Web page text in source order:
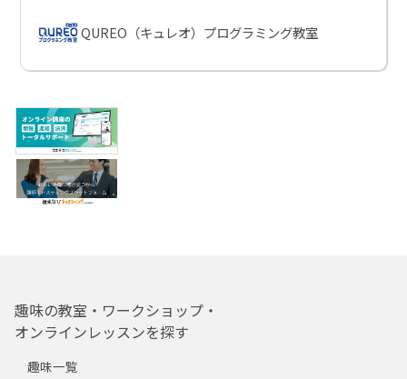
QUREO（キュレオ）プログラミング教室
趣味の教室・ワークショップ・
オンラインレッスンを探す
趣味一覧